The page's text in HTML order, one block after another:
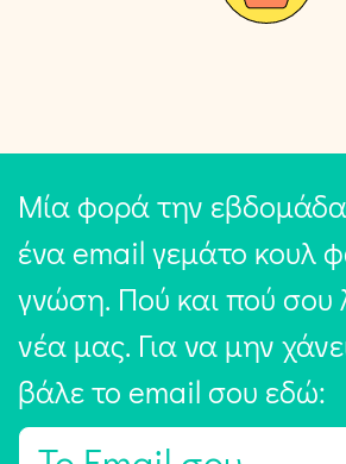
Μία φορά την
ένα email γεμάτο κουλ
γνώση. Πού και πού σου
νέα μας. Για να μην
βάλε το email σου εδώ:
E